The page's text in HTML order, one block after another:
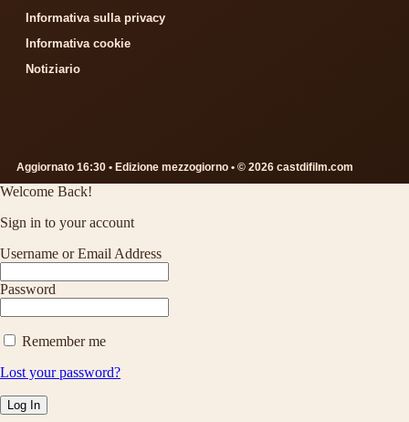
Informativa sulla privacy
Informativa cookie
Notiziario
Aggiornato 16:30 • Edizione mezzogiorno • © 2026 castdifilm.com
Welcome Back!
Sign in to your account
Username or Email Address
Password
Remember me
Lost your password?